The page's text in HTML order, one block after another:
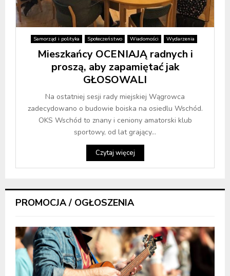
Samorząd i polityka Społeczeństwo Wiadomości Wydarzenia
Mieszkańcy OCENIAJĄ radnych i
proszą, aby zapamiętać jak
GŁOSOWALI
Na ostatniej sesji rady miejskiej Wągrowca
zadecydowano o budowie boiska na osiedlu Wschód.
OKS Wschód to znany i ceniony amatorski klub
sportowy, od lat grający...
Czytaj więcej
PROMOCJA / OGŁOSZENIA